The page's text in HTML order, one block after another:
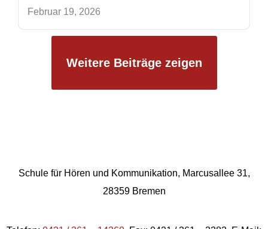
Februar 19, 2026
Weitere Beiträge zeigen
Schule für Hören und Kommunikation, Marcusallee 31,
28359 Bremen